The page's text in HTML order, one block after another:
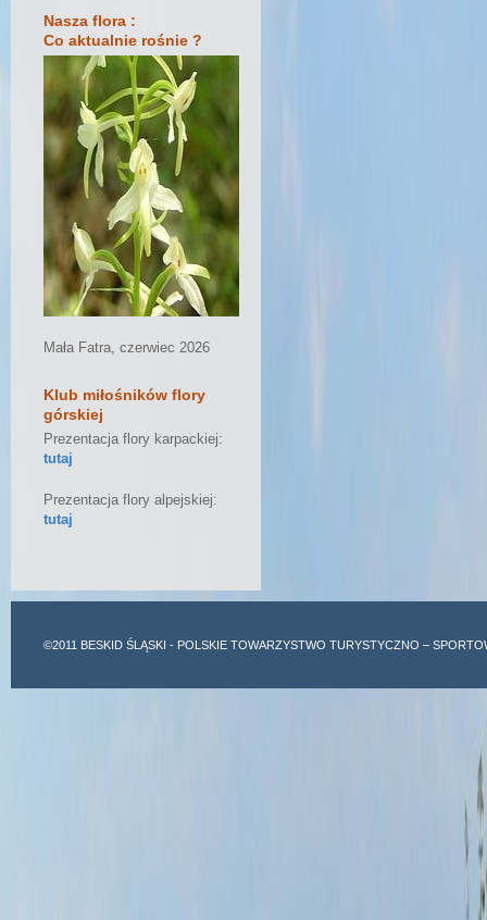
Nasza flora :
Co aktualnie rośnie ?
Mała Fatra, czerwiec 2026
Klub miłośników flory
górskiej
Prezentacja flory karpackiej:
tutaj
Prezentacja flory alpejskiej:
tutaj
©2011 BESKID ŚLĄSKI - POLSKIE TOWARZYSTWO TURYSTYCZNO –